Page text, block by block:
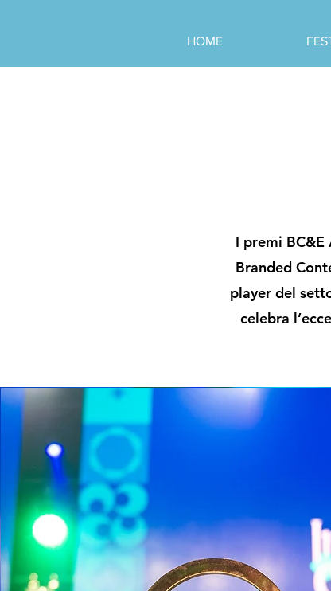
HOME
I premi
Branded
player del
celebra